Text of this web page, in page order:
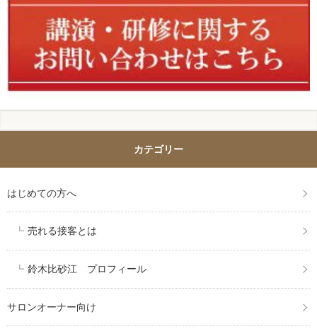
カテゴリー
はじめての方へ
売れる接客とは
鈴木比砂江 プロフィール
サロンオーナー向け